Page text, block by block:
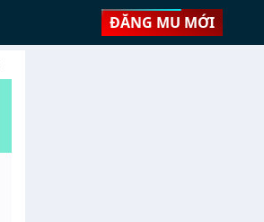
ĐĂNG MU MỚI